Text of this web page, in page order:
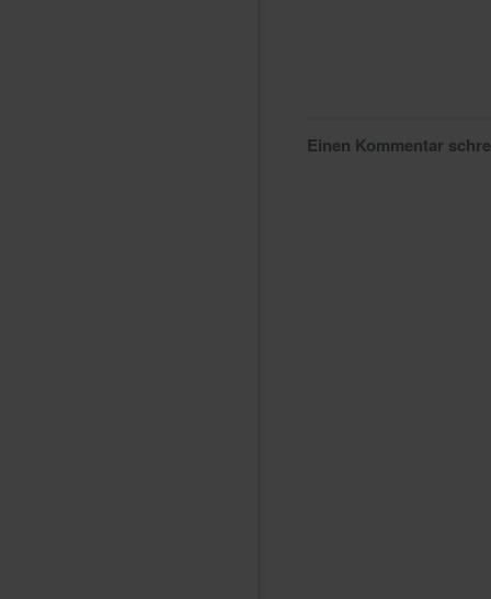
Einen Kommentar